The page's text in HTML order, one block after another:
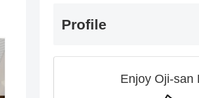
Profile
Enjoy Oji-san